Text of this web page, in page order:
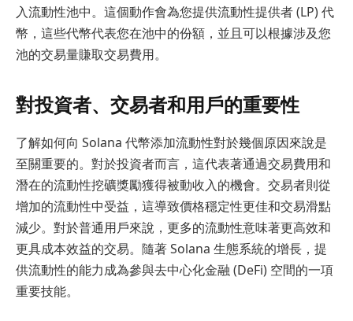
入流動性池中。這個動作會為您提供流動性提供者 (LP) 代
幣，這些代幣代表您在池中的份額，並且可以根據涉及您
池的交易量賺取交易費用。
對投資者、交易者和用戶的重要性
了解如何向 Solana 代幣添加流動性對於幾個原因來說是
至關重要的。對於投資者而言，這代表著通過交易費用和
潛在的流動性挖礦獎勵獲得被動收入的機會。交易者則從
增加的流動性中受益，這導致價格穩定性更佳和交易滑點
減少。對於普通用戶來說，更多的流動性意味著更高效和
更具成本效益的交易。隨著 Solana 生態系統的增長，提
供流動性的能力成為參與去中心化金融 (DeFi) 空間的一項
重要技能。